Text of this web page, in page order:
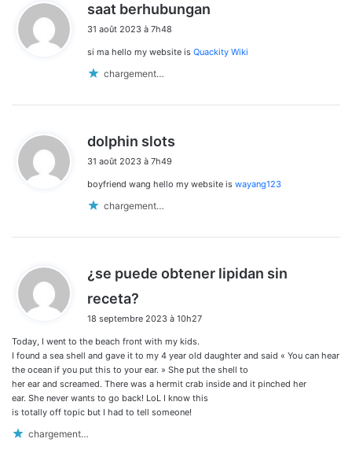
saat berhubungan
31 août 2023 à 7h48
si ma hello my website is Quackity Wiki
chargement…
dolphin slots
31 août 2023 à 7h49
boyfriend wang hello my website is wayang123
chargement…
¿se puede obtener lipidan sin
receta?
t
:
18 septembre 2023 à 10h27
Today, I went to the beach front with my kids.
I found a sea shell and gave it to my 4 year old daughter and said « You can hear
the ocean if you put this to your ear. » She put the shell to
her ear and screamed. There was a hermit crab inside and it pinched her
ear. She never wants to go back! LoL I know this
is totally off topic but I had to tell someone!
chargement…